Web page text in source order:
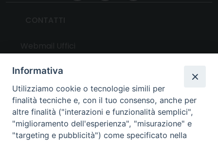
UTILITY
News
Altri articoli
Informativa
Utilizziamo cookie o tecnologie simili per
finalità tecniche e, con il tuo consenso, anche per
altre finalità ("interazioni e funzionalità semplici",
"miglioramento dell'esperienza", "misurazione" e
"targeting e pubblicità") come specificato nella